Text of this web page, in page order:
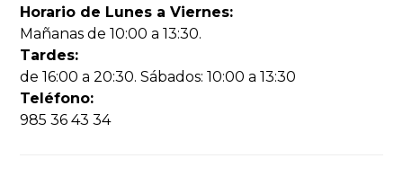
Horario de Lunes a Viernes:
Mañanas de 10:00 a 13:30.
Tardes:
de 16:00 a 20:30. Sábados: 10:00 a 13:30
Teléfono:
985 36 43 34